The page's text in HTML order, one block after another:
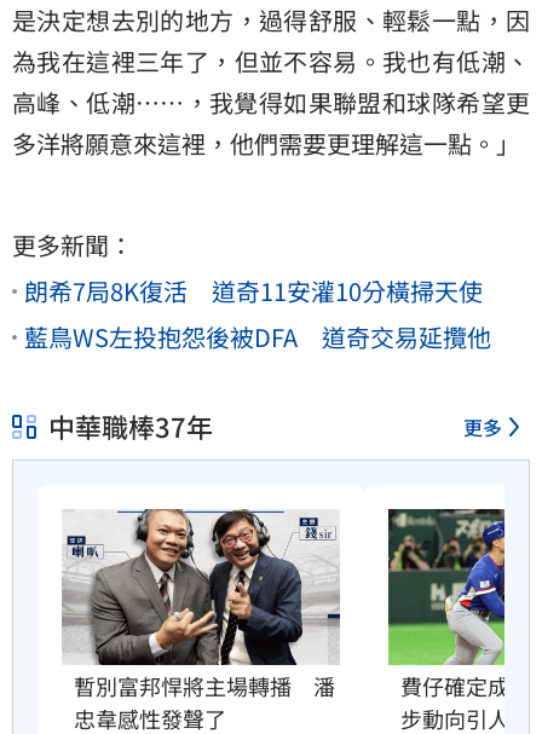
是決定想去別的地方，過得舒服、輕鬆一點，因
為我在這裡三年了，但並不容易。我也有低潮、
高峰、低潮……，我覺得如果聯盟和球隊希望更
多洋將願意來這裡，他們需要更理解這一點。」
更多新聞：
朗希7局8K復活 道奇11安灌10分橫掃天使
藍鳥WS左投抱怨後被DFA 道奇交易延攬他
中華職棒37年 更多
暫別富邦悍將主場轉播　潘
忠韋感性發聲了
費仔確定成自
步動向引人關